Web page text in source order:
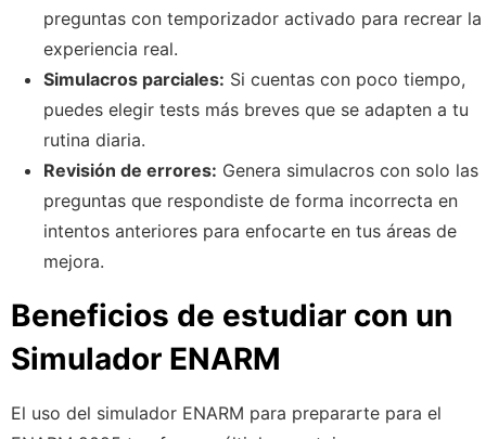
preguntas con temporizador activado para recrear la
experiencia real.
Simulacros parciales: Si cuentas con poco tiempo,
puedes elegir tests más breves que se adapten a tu
rutina diaria.
Revisión de errores: Genera simulacros con solo las
preguntas que respondiste de forma incorrecta en
intentos anteriores para enfocarte en tus áreas de
mejora.
Beneficios de estudiar con un
Simulador ENARM
El uso del simulador ENARM para prepararte para el